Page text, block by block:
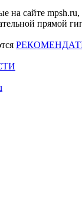
на сайте
прямой